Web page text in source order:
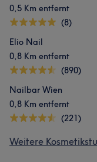
0,5 Km entfernt
(8)
Elio Nail
0,8 Km entfernt
(890)
Nailbar Wien
0,8 Km entfernt
(221)
Weitere